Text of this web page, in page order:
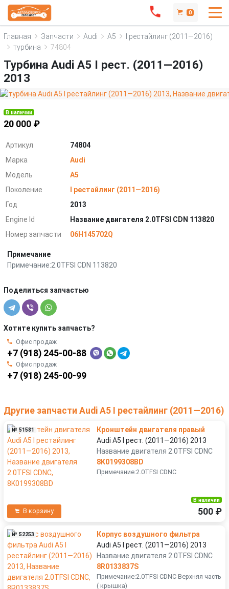
0
Главная Запчасти Audi A5
I рестайлинг (2011—2016)
турбина
74804
Турбина Audi A5 I рест. (2011—2016)
2013
В наличии
20 000 ₽
Артикул
74804
Марка
Audi
Модель
A5
Поколение
I рестайлинг (2011—2016)
Год
2013
Engine Id
Название двигателя 2.0TFSI CDN 113820
Номер запчасти
06H145702Q
Примечание
Примечание:2.0TFSI CDN 113820
Поделиться запчастью
Хотите купить запчасть?
Офис продаж
+7 (918) 245-00-88
Офис продаж
+7 (918) 245-00-99
Другие запчасти Audi A5 I рестайлинг (2011—2016)
№ 51581
Кронштейн двигателя правый
Audi A5 I рест. (2011—2016) 2013
Название двигателя 2.0TFSI CDNC
8K0199308BD
Примечание:2.0TFSI CDNC
В корзину
В наличии
500 ₽
№ 52253
Корпус воздушного фильтра
Audi A5 I рест. (2011—2016) 2013
Название двигателя 2.0TFSI CDNC
8R0133837S
Примечание:2.0TFSI CDNC Верхняя часть
( крышка)